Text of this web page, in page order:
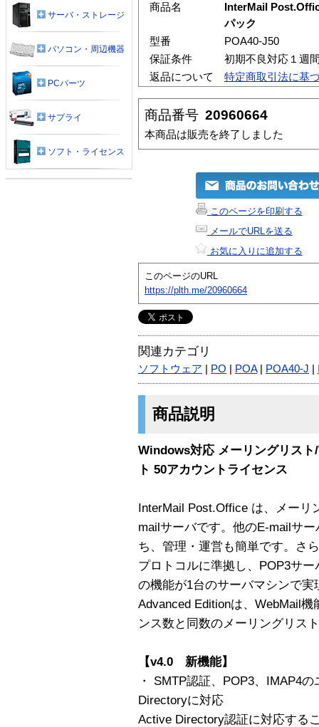
商品名
InterMail
パック
型番
POA40-J50
保証条件
初期不良対応１週
返品について
特定商取引法に基
商品番号 20960664
本商品は販売を終了しました
このページを印刷する
メールでURLを送る
お気に入りに追加する
このページのURL
https://plth.me/20960664
関連カテゴリ
ソフトウェア PO POA| POA40-J
商品説明
Windows対応 メーリングリス
ト 50アカウントライセンス
InterMail Post.Office は、メーリ
mailサーバです。他のE-mailサ
ち、管理・運営も簡単です。さ
プロトコルに準拠し、POP3サ
の機能が1台のサーバマシンで実
Advanced Editionは、WebMail
ンス数と同数のメーリングリス
【v4.0 新機能】
・ SMTP認証、POP3、IMAP4
Directoryに対応
Active Directory認証に対応する
サーバ・ストレージ
パソコン・周辺機器
PCパーツ
サプライ
ソフト・ライセンス